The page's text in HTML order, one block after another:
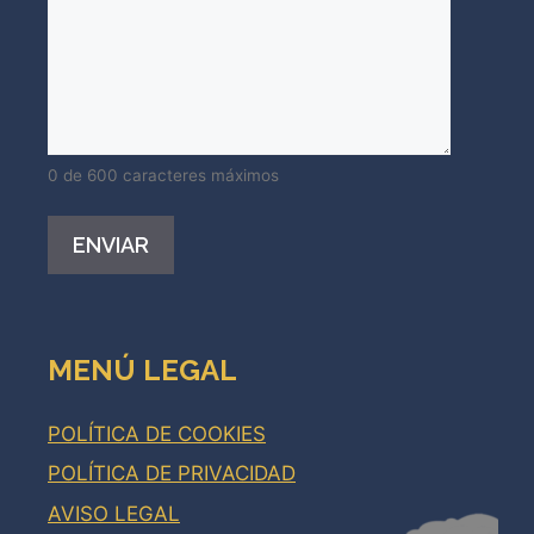
0 de 600 caracteres máximos
MENÚ LEGAL
POLÍTICA DE COOKIES
POLÍTICA DE PRIVACIDAD
AVISO LEGAL